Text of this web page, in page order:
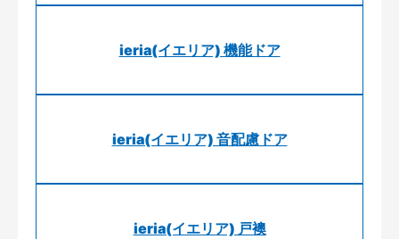
ieria(イエリア) 機能ドア
ieria(イエリア) 音配慮ドア
ieria(イエリア) 戸襖